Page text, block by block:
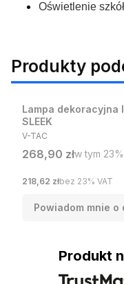
Oświetlenie szkół
Produkty
Lampa dekoracyjna
SLEEK
PRODUCENT
V-TAC
Cena brutto
268,90 złw tym %s
w tym 23%
Cena netto
218,62 złbez 23% VAT
Powiadom mnie o
Produkt